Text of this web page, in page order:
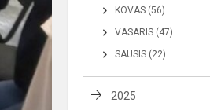
KOVAS (56)
VASARIS (47)
SAUSIS (22)
2025